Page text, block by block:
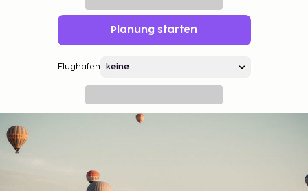
Planung starten
Flughafen